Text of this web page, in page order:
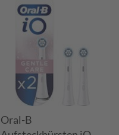
Oral-B